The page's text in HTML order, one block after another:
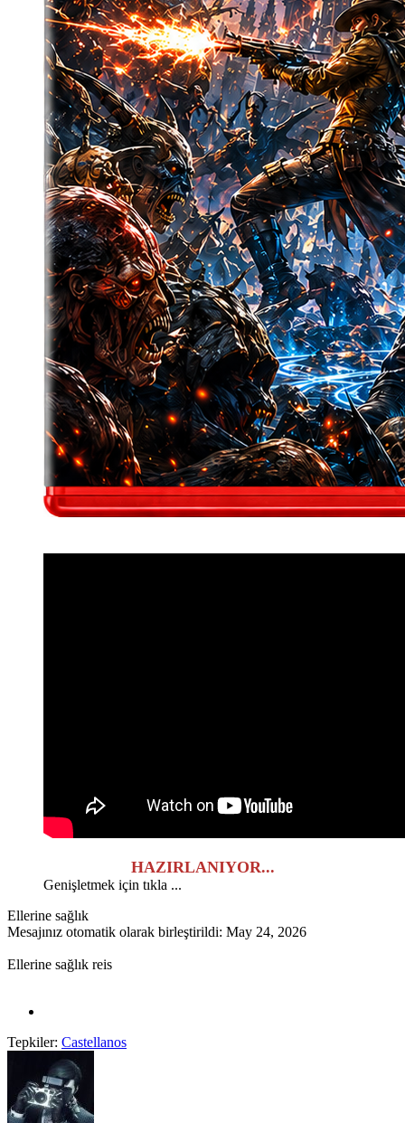
HAZIRLANIYOR...
Genişletmek için tıkla ...
Ellerine sağlık
Mesajınız otomatik olarak birleştirildi: May 24, 2026
Ellerine sağlık reis
Tepkiler: Castellanos